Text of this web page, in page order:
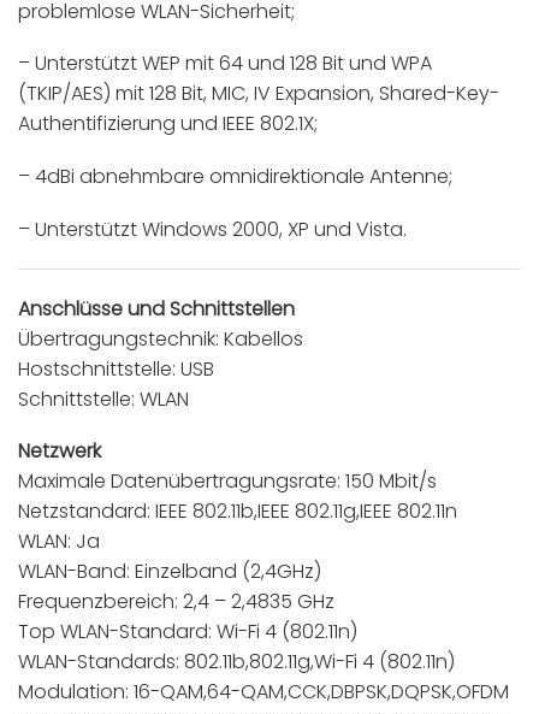
problemlose WLAN-Sicherheit;
– Unterstützt WEP mit 64 und 128 Bit und WPA
(TKIP/AES) mit 128 Bit, MIC, IV Expansion, Shared-Key-
Authentifizierung und IEEE 802.1X;
– 4dBi abnehmbare omnidirektionale Antenne;
– Unterstützt Windows 2000, XP und Vista.
Anschlüsse und Schnittstellen
Übertragungstechnik: Kabellos
Hostschnittstelle: USB
Schnittstelle: WLAN
Netzwerk
Maximale Datenübertragungsrate: 150 Mbit/s
Netzstandard: IEEE 802.11b,IEEE 802.11g,IEEE 802.11n
WLAN: Ja
WLAN-Band: Einzelband (2,4GHz)
Frequenzbereich: 2,4 – 2,4835 GHz
Top WLAN-Standard: Wi-Fi 4 (802.11n)
WLAN-Standards: 802.11b,802.11g,Wi-Fi 4 (802.11n)
Modulation: 16-QAM,64-QAM,CCK,DBPSK,DQPSK,OFDM